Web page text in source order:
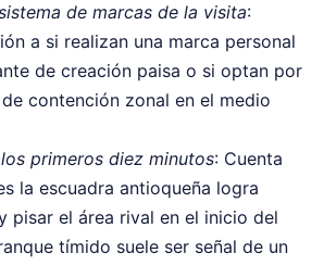
de marcas de la visita:
a si realizan una marca personal
de creación paisa o si optan por
contención zonal en el medio
primeros diez minutos: Cuenta
la escuadra antioqueña logra
pisar el área rival en el inicio del
tímido suele ser señal de un